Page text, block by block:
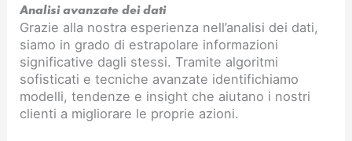
Analisi avanzate dei dati
Grazie alla nostra esperienza nell’analisi dei dati,
siamo in grado di estrapolare informazioni
significative dagli stessi. Tramite algoritmi
sofisticati e tecniche avanzate identifichiamo
modelli, tendenze e insight che aiutano i nostri
clienti a migliorare le proprie azioni.